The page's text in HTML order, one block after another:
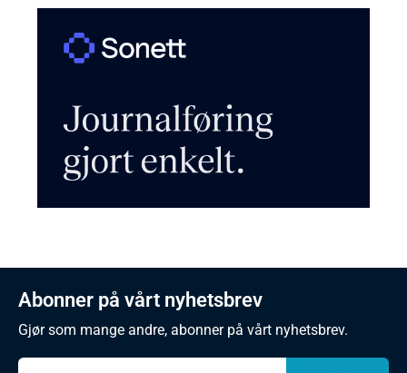
Abonner på vårt nyhetsbrev
Gjør som mange andre, abonner på vårt nyhetsbrev.